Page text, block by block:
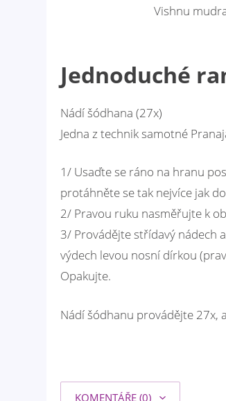
Vishnu
Jednoduché
Nádí šódhana (27x)
Jedna z technik samotné
1/ Usaďte se ráno na hranu
protáhněte se tak nejvíce jak
2/ Pravou ruku nasměřujte k
3/ Provádějte střídavý nádech
výdech levou nosní dírkou
Opakujte.
Nádí šódhanu provádějte 27x,
KOMENTÁŘE (0)